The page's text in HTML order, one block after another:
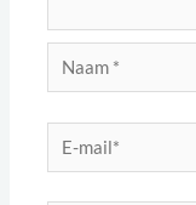
Naam
*
E-
mail*